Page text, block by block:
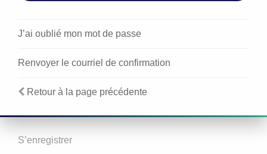
J’ai oublié mon mot de passe
Renvoyer le courriel de confirmation
Retour à la page précédente
S’enregistrer